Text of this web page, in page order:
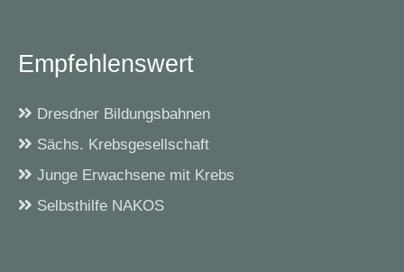
Empfehlenswert
Dresdner Bildungsbahnen
Sächs. Krebsgesellschaft
Junge Erwachsene mit Krebs
Selbsthilfe NAKOS